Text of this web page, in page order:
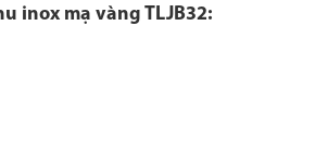
inox mạ vàng TLJB32: